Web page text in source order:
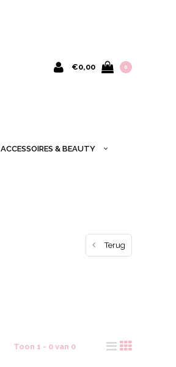
€0,00 0
ACCESSOIRES & BEAUTY
Terug
Toon 1 - 0 van 0